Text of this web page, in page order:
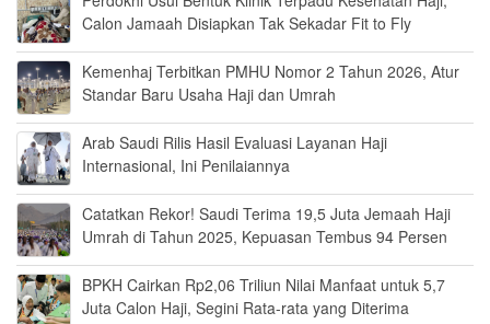
Calon Jamaah Disiapkan Tak Sekadar Fit to Fly
Kemenhaj Terbitkan PMHU Nomor 2 Tahun 2026, Atur
Standar Baru Usaha Haji dan Umrah
Arab Saudi Rilis Hasil Evaluasi Layanan Haji
Internasional, Ini Penilaiannya
Catatkan Rekor! Saudi Terima 19,5 Juta Jemaah Haji
Umrah di Tahun 2025, Kepuasan Tembus 94 Persen
BPKH Cairkan Rp2,06 Triliun Nilai Manfaat untuk 5,7
Juta Calon Haji, Segini Rata-rata yang Diterima